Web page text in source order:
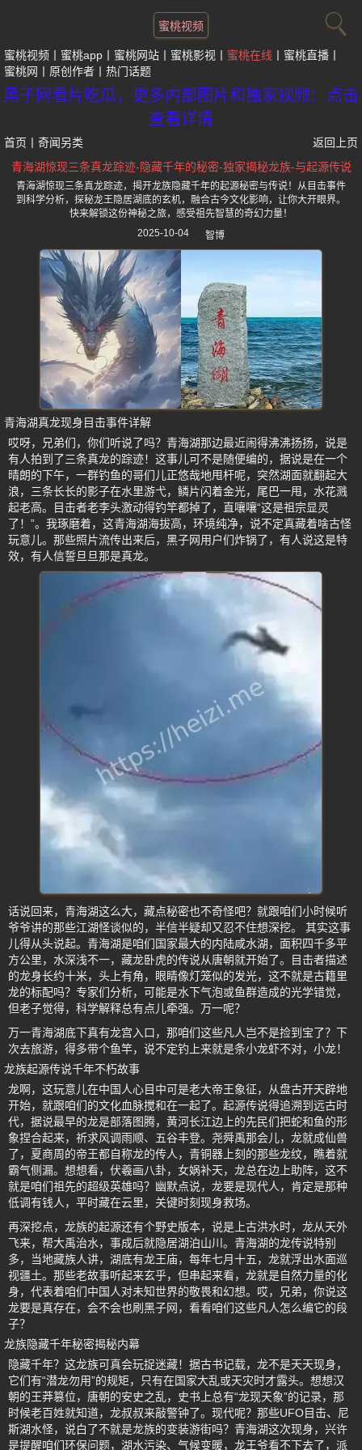
蜜桃视频
蜜桃视频 蜜桃app 蜜桃网站 蜜桃影视 蜜桃在线
蜜桃直播
蜜桃网
原创作者 热门话题
黑子网看片吃瓜，更多内部图片和独家视频：点击
查看详情
首页 奇闻另类
返回上页
青海湖惊现三条真龙踪迹-隐藏千年的秘密-独家揭秘龙族-与起源传说
青海湖惊现三条真龙踪迹，揭开龙族隐藏千年的起源秘密与传说！从目击事件
到科学分析，探秘龙王隐居湖底的玄机，融合古今文化影响，让你大开眼界。
快来解锁这份神秘之旅，感受祖先智慧的奇幻力量！
2025-10-04
智博
青海湖真龙现身目击事件详解
哎呀，兄弟们，你们听说了吗？青海湖那边最近闹得沸沸扬扬，说是
有人拍到了三条真龙的踪迹！这事儿可不是随便编的，据说是在一个
晴朗的下午，一群钓鱼的哥们儿正悠哉地甩杆呢，突然湖面就翻起大
浪，三条长长的影子在水里游弋，鳞片闪着金光，尾巴一甩，水花溅
起老高。目击者老李头激动得钓竿都掉了，直嚷嚷“这是祖宗显灵
了！”。我琢磨着，这青海湖海拔高，环境纯净，说不定真藏着啥古怪
玩意儿。那些照片流传出来后，黑子网用户们炸锅了，有人说这是特
效，有人信誓旦旦那是真龙。
话说回来，青海湖这么大，藏点秘密也不奇怪吧？就跟咱们小时候听
爷爷讲的那些江湖怪谈似的，半信半疑却又忍不住想深挖。 其实这事
儿得从头说起。青海湖是咱们国家最大的内陆咸水湖，面积四千多平
方公里，水深浅不一，藏龙卧虎的传说从唐朝就开始了。目击者描述
的龙身长约十米，头上有角，眼睛像灯笼似的发光，这不就是古籍里
龙的标配吗？专家们分析，可能是水下气泡或鱼群造成的光学错觉，
但老子觉得，科学解释总有点儿牵强。万一呢？
万一青海湖底下真有龙宫入口，那咱们这些凡人岂不是捡到宝了？下
次去旅游，得多带个鱼竿，说不定钓上来就是条小龙虾不对，小龙！
龙族起源传说千年不朽故事
龙啊，这玩意儿在中国人心目中可是老大帝王象征，从盘古开天辟地
开始，就跟咱们的文化血脉搅和在一起了。起源传说得追溯到远古时
代，据说最早的龙是部落图腾，黄河长江边上的先民们把蛇和鱼的形
象捏合起来，祈求风调雨顺、五谷丰登。尧舜禹那会儿，龙就成仙兽
了，夏商周的帝王都自称龙的传人，青铜器上刻的那些龙纹，瞧着就
霸气侧漏。想想看，伏羲画八卦，女娲补天，龙总在边上助阵，这不
就是咱们祖先的超级英雄吗？幽默点说，龙要是现代人，肯定是那种
低调有钱人，平时藏在云里，关键时刻现身救场。
再深挖点，龙族的起源还有个野史版本，说是上古洪水时，龙从天外
飞来，帮大禹治水，事成后就隐居湖泊山川。青海湖的龙传说特别
多，当地藏族人讲，湖底有龙王庙，每年七月十五，龙就浮出水面巡
视疆土。那些老故事听起来玄乎，但串起来看，龙就是自然力量的化
身，代表着咱们中国人对未知世界的敬畏和幻想。哎，兄弟，你说这
龙要是真存在，会不会也刷黑子网，看看咱们这些凡人怎么编它的段
子？
龙族隐藏千年秘密揭秘内幕
隐藏千年？这龙族可真会玩捉迷藏！据古书记载，龙不是天天现身，
它们有“潜龙勿用”的规矩，只有在国家大乱或天灾时才露头。想想汉
朝的王莽篡位，唐朝的安史之乱，史书上总有“龙现天象”的记录，那
时候老百姓就知道，龙叔叔来敲警钟了。现代呢？那些UFO目击、尼
斯湖水怪，说白了不就是龙族的变装游街吗？青海湖这次现身，兴许
是提醒咱们环保问题，湖水污染、气候变暖，龙王爷看不下去了，派